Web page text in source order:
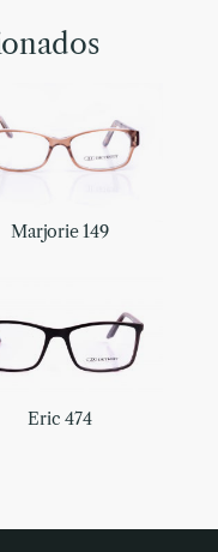
Marjorie 149
Eric 474